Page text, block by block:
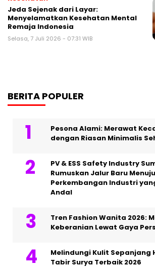
Jeda Sejenak dari Layar:
Menyelamatkan Kesehatan Mental
Remaja Indonesia
Selasa, 7 Juli 2026 - 07:31 WIB
BERITA POPULER
Pesona Alami: Merawat
dengan Riasan Minimalis
PV & ESS Safety Industry
Rumuskan Jalur Baru Menuju
Perkembangan Industri
Andal
Tren Fashion Wanita 2026:
Keberanian Lewat Gaya
Melindungi Kulit Sepanjang
Tabir Surya Terbaik 2026